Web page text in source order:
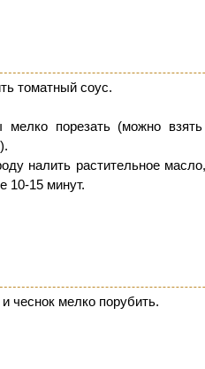
томатный соус.
мелко порезать (можно
налить растительное
10-15 минут.
чеснок мелко порубить.